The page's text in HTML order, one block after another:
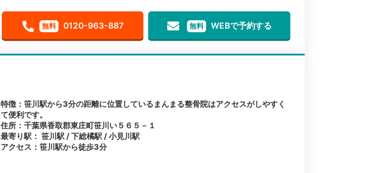
無料 0120-963-887 無料 WEBで予約する
特徴：笹川駅から3分の距離に位置しているまんまる整骨院はアクセスがしやすく
て便利です。
住所：千葉県香取郡東庄町笹川い５６５－１
最寄り駅： 笹川駅 / 下総橘駅 / 小見川駅
アクセス：笹川駅から徒歩3分